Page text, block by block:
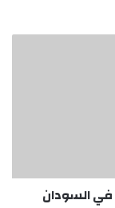
في السودان